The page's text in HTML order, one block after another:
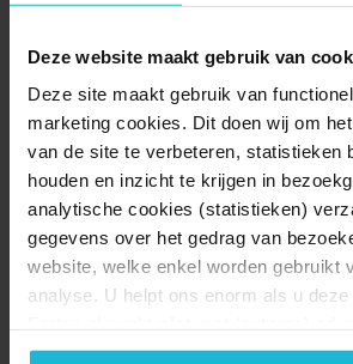
Deze website maakt gebruik van
Deze site maakt gebruik van
marketing cookies. Dit doen wij om
van de site te verbeteren, statistieken
houden en inzicht te krijgen in
analytische cookies (statistieken)
gegevens over het gedrag van
website, welke enkel worden gebruikt
analyse. U helpt ons enorm als u
geen commerciële doelstelling. U